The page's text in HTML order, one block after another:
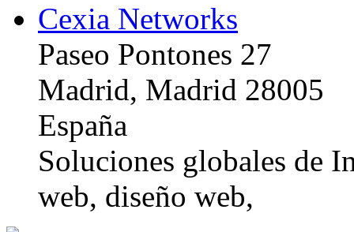
Cexia Networks
Paseo Pontones 27
Madrid, Madrid 28005
España
Soluciones globales de
web, diseño web,